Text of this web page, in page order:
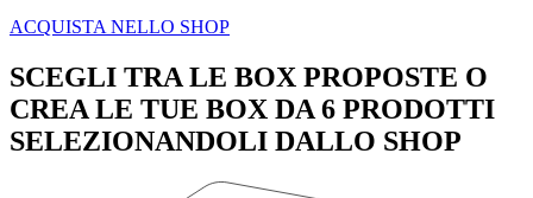
ACQUISTA NELLO SHOP
SCEGLI TRA LE BOX PROPOSTE O
CREA LE TUE BOX DA 6 PRODOTTI
SELEZIONANDOLI DALLO SHOP